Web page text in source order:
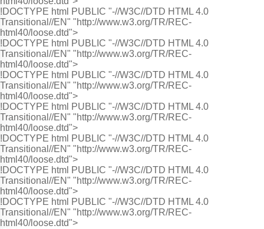
!DOCTYPE html PUBLIC "-//W3C//DTD HTML 4.0
Transitional//EN" "http://www.w3.org/TR/REC-
html40/loose.dtd">
!DOCTYPE html PUBLIC "-//W3C//DTD HTML 4.0
Transitional//EN" "http://www.w3.org/TR/REC-
html40/loose.dtd">
!DOCTYPE html PUBLIC "-//W3C//DTD HTML 4.0
Transitional//EN" "http://www.w3.org/TR/REC-
html40/loose.dtd">
!DOCTYPE html PUBLIC "-//W3C//DTD HTML 4.0
Transitional//EN" "http://www.w3.org/TR/REC-
html40/loose.dtd">
!DOCTYPE html PUBLIC "-//W3C//DTD HTML 4.0
Transitional//EN" "http://www.w3.org/TR/REC-
html40/loose.dtd">
!DOCTYPE html PUBLIC "-//W3C//DTD HTML 4.0
Transitional//EN" "http://www.w3.org/TR/REC-
html40/loose.dtd">
!DOCTYPE html PUBLIC "-//W3C//DTD HTML 4.0
Transitional//EN" "http://www.w3.org/TR/REC-
html40/loose.dtd">